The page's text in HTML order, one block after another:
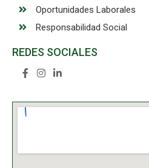
Oportunidades Laborales
Responsabilidad Social
REDES SOCIALES